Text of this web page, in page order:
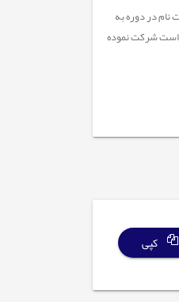
محترم از زمان ثبت نام در دوره به
ساعت از زمان ثبت نام در آزمون های دوره که به صورت 24 ساعته فعال است شرکت نموده
کپی